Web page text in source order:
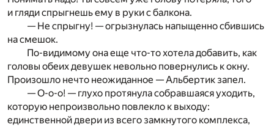
и гляди спрыгнешь ему в руки с балкона.
— Не спрыгну! — огрызнулась напыщенно сбившись
на смешок.
По-видимому она еще что-то хотела добавить, как
головы обеих девушек невольно повернулись к окну.
Произошло нечто неожиданное — Альбертик запел.
— О-о-о! — глухо протянула собравшаяся уходить,
которую непроизвольно повлекло к выходу:
единственной двери из всего замкнутого комплекса,